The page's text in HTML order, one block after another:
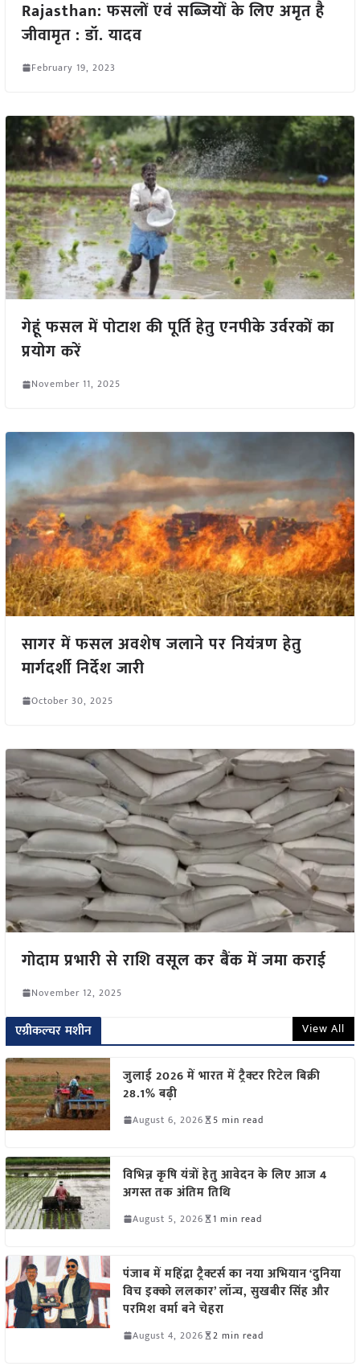
Rajasthan: फसलों एवं सब्जियों के लिए अमृत है
जीवामृत : डॉ. यादव
February 19, 2023
गेहूं फसल में पोटाश की पूर्ति हेतु एनपीके उर्वरकों का
प्रयोग करें
November 11, 2025
सागर में फसल अवशेष जलाने पर नियंत्रण हेतु
मार्गदर्शी निर्देश जारी
October 30, 2025
गोदाम प्रभारी से राशि वसूल कर बैंक में जमा कराई
November 12, 2025
एग्रीकल्चर मशीन View All
जुलाई 2026 में भारत में ट्रैक्टर रिटेल बिक्री
28.1% बढ़ी
August 6, 2026 5 min read
विभिन्न कृषि यंत्रों हेतु आवेदन के लिए आज 4
अगस्त तक अंतिम तिथि
August 5, 2026 1 min read
पंजाब में महिंद्रा ट्रैक्टर्स का नया अभियान ‘दुनिया
विच इक्को ललकार’ लॉन्च, सुखबीर सिंह और
परमिश वर्मा बने चेहरा
August 4, 2026 2 min read